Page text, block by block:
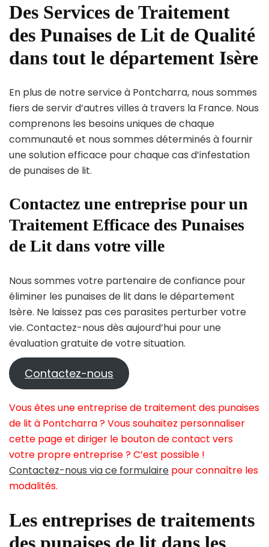
Des Services de Traitement
des Punaises de Lit de Qualité
dans tout le département Isère
En plus de notre service à Pontcharra, nous sommes
fiers de servir d’autres villes à travers la France. Nous
comprenons les besoins uniques de chaque
communauté et nous sommes déterminés à fournir
une solution efficace pour chaque cas d’infestation
de punaises de lit.
Contactez une entreprise pour un
Traitement Efficace des Punaises
de Lit dans votre ville
Nous sommes votre partenaire de confiance pour
éliminer les punaises de lit dans le département
Isère. Ne laissez pas ces parasites perturber votre
vie. Contactez-nous dès aujourd’hui pour une
évaluation gratuite de votre situation.
Contactez-nous
Vous êtes une entreprise de traitement des punaises
de lit à Pontcharra ? Vous souhaitez personnaliser
cette page et diriger le bouton de contact vers
votre propre entreprise ? C’est possible !
Contactez-nous via ce formulaire pour connaître les
modalités.
Les entreprises de traitements